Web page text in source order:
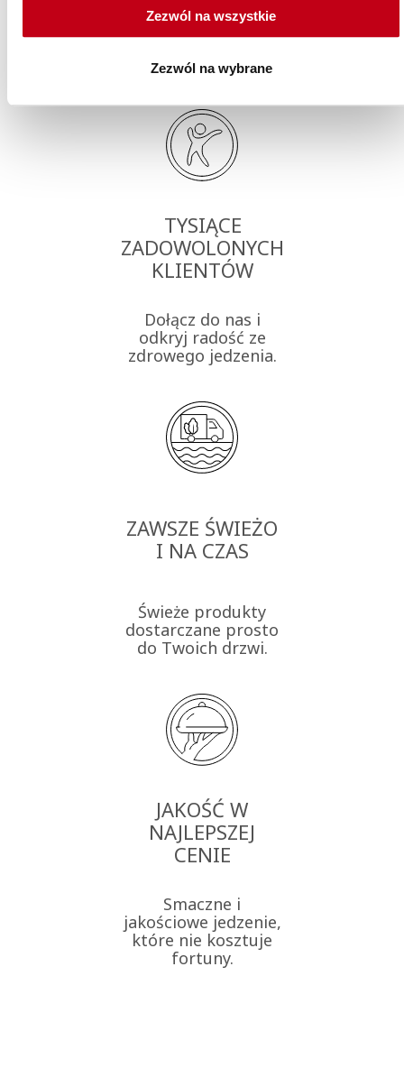
Zezwól na wszystkie
Zezwól na wybrane
Dlaczego Maczfit?
TYSIĄCE
ZADOWOLONYCH
KLIENTÓW
Dołącz do nas i
odkryj radość ze
zdrowego jedzenia.
ZAWSZE ŚWIEŻO
I NA CZAS
Świeże produkty
dostarczane prosto
do Twoich drzwi.
JAKOŚĆ W
NAJLEPSZEJ
CENIE
Smaczne i
jakościowe jedzenie,
które nie kosztuje
fortuny.